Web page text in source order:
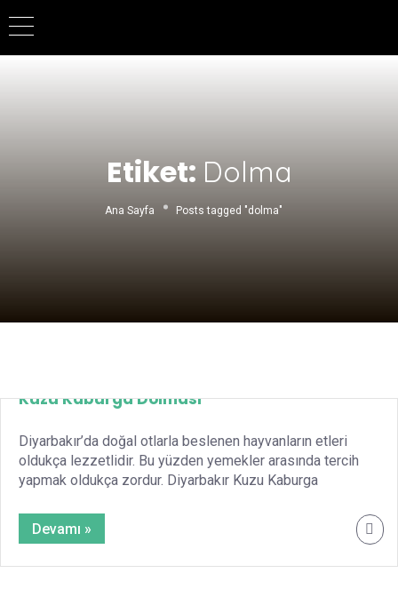
dikkat:
Bu
Etiket:Dolma
Ana Sayfa Posts tagged "dolma"
Kuzu Kaburga Dolması
Diyarbakır’da doğal otlarla beslenen hayvanların etleri
oldukça lezzetlidir. Bu yüzden yemekler arasında tercih
yapmak oldukça zordur. Diyarbakır Kuzu Kaburga
Dolması hazırlamak için önceden kasabınıza sipariş
vermeniz gerekir. QR İNDİR QR YAZDIR
Devamı »